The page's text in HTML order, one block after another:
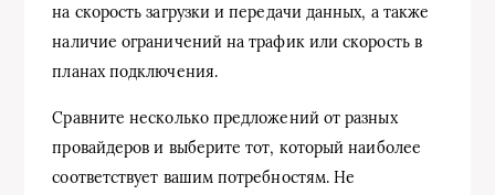
на скорость загрузки и передачи данных, а также
наличие ограничений на трафик или скорость в
планах подключения.
Сравните несколько предложений от разных
провайдеров и выберите тот, который наиболее
соответствует вашим потребностям. Не